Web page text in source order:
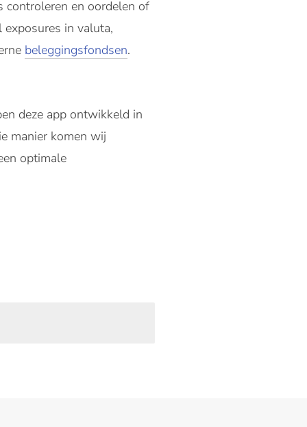
controleren en oordelen of
in valuta,
beleggingsfondsen.
deze app ontwikkeld in
manier komen wij
optimale